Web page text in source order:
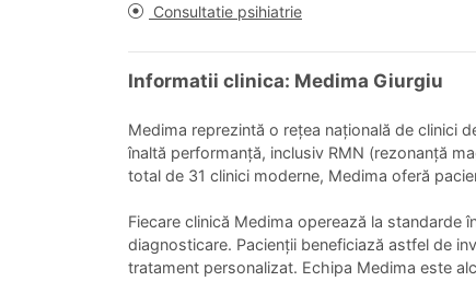
Consultatie psihiatrie
Informatii clinica: Medima Giurgiu
Medima reprezintă o rețea națională de clinici
înaltă performanță, inclusiv RMN (rezonanță
total de 31 clinici moderne, Medima oferă
Fiecare clinică Medima operează la standarde
diagnosticare. Pacienții beneficiază astfel de
tratament personalizat. Echipa Medima este